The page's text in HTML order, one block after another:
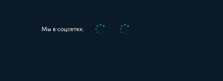
Мы в соцсетях: Vk Telegram